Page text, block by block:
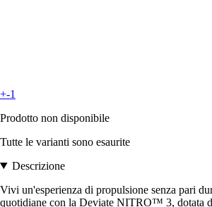
+-1
Prodotto non disponibile
Tutte le varianti sono esaurite
Descrizione
Vivi un'esperienza di propulsione senza pari
quotidiane con la Deviate NITRO™ 3, dotata